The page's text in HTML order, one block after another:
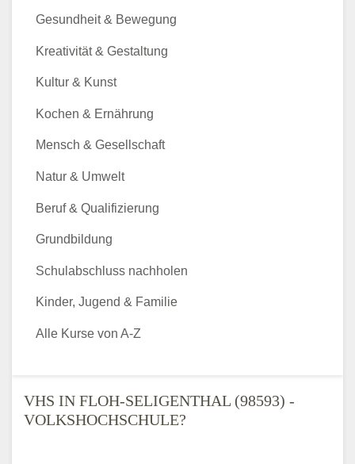
VHS IN FLOH-SELIGENTHAL (98593) -
VOLKSHOCHSCHULE?
Gesundheit & Bewegung
Kreativität & Gestaltung
Kultur & Kunst
Kochen & Ernährung
Mensch & Gesellschaft
Natur & Umwelt
Beruf & Qualifizierung
Grundbildung
Schulabschluss nachholen
Kinder, Jugend & Familie
Alle Kurse von A-Z